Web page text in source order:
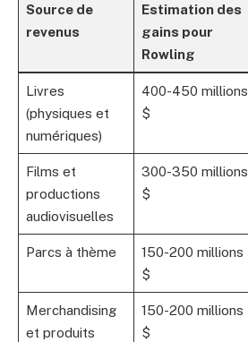
Source de
revenus
Estimation des
gains pour
Rowling
Livres
(physiques et
numériques)
400-450 millions
$
Films et
productions
audiovisuelles
300-350 millions
$
Parcs à thème
150-200 millions
$
Merchandising
et produits
150-200 millions
$